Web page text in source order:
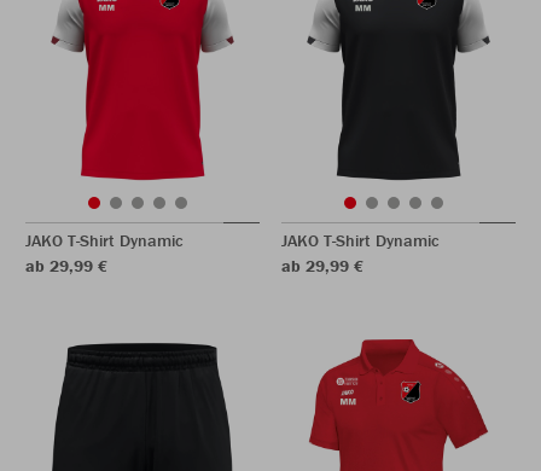
JAKO T-Shirt Dynamic
ab 29,99 €
JAKO T-Shirt Dynamic
ab 29,99 €